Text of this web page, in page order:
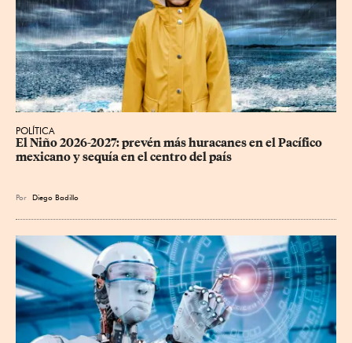
POLÍTICA
El Niño 2026-2027: prevén más huracanes en el Pacífico
mexicano y sequía en el centro del país
Por Diego Badillo